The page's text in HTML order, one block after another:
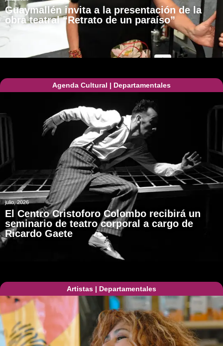
Guaymallén invita a la presentación de la
obra teatral “Retrato de un paraíso”
Agenda Cultural | Departamentales
julio, 2026
El Centro Cristoforo Colombo recibirá un
seminario de teatro corporal a cargo de
Ricardo Gaete
Artistas | Departamentales